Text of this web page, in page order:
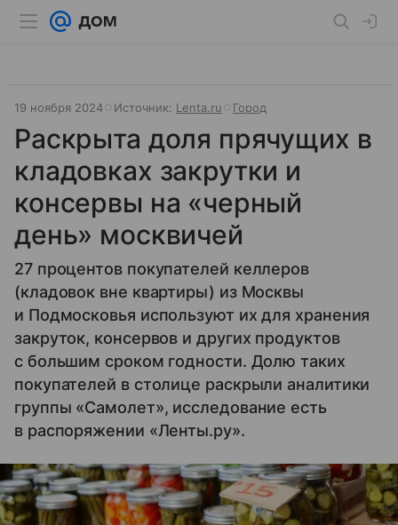
19 ноября 2024 Источник: Lenta.ru Город
Раскрыта доля прячущих в
кладовках закрутки и
консервы на «черный
день» москвичей
27 процентов покупателей келлеров
(кладовок вне квартиры) из Москвы
и Подмосковья используют их для хранения
закруток, консервов и других продуктов
с большим сроком годности. Долю таких
покупателей в столице раскрыли аналитики
группы «Самолет», исследование есть
в распоряжении «Ленты.ру».